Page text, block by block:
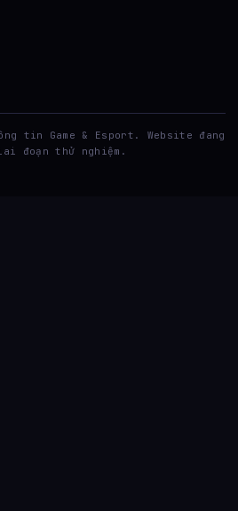
tin Game & Esport. Website đang
đoạn thử nghiệm.